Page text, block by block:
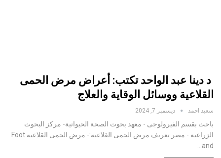
د دينا عبد الواحد تكتب: أعراض مرض الحمى
القلاعية ووسائل الوقاية والعلاج
سعيد احمد ديسمبر 7, 2024
باحث بقسم الفيرولوجى - معهد بحوث الصحة الحيوانية- مركز البحوث
الزراعية - مصر تعريف مرض الحمى القلاعية:- مرض الحمى القلاعية Foot
and…